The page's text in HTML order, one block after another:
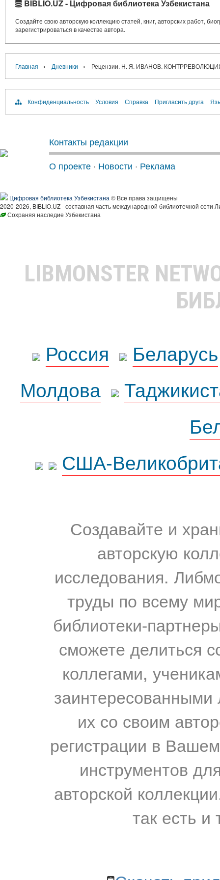
BIBLIO.UZ - Цифровая библиотека Узбекистана
Создайте свою авторскую коллекцию статей, книг, авторских работ,
зарегистрироваться в качестве автора.
Главная › Дневники › Рецензии. Н. Я. ИВАНОВ.
Конфиденциальность Условия Справка Пригласить друга
Контакты редакции
О проекте · Новости · Реклама
Цифровая библиотека Узбекистана © Все права защищены
2020-2026, BIBLIO.UZ - составная часть международной библиотечной сети
Сохраняя наследие Узбекистана
LIBMONSTER
Россия
Беларусь
Молдова
США-
Создавайте и
авторскую
исследования.
труды по всему
библиотеки-
сможете делиться
коллегами,
их со своим
регистрации в
инструментов
авторской
так есть и